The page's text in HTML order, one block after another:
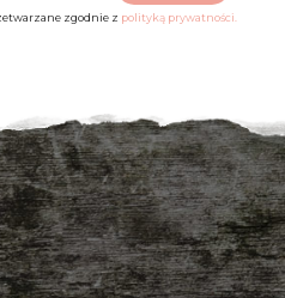
zgodnie z polityką prywatności.